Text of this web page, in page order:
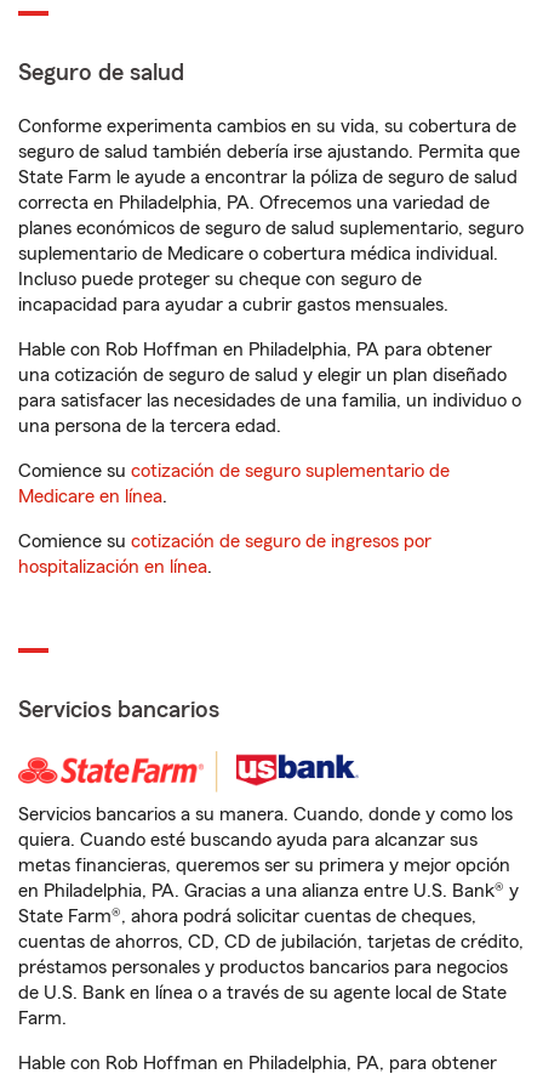
Seguro de salud
Conforme experimenta cambios en su vida, su cobertura de
seguro de salud también debería irse ajustando. Permita que
State Farm le ayude a encontrar la póliza de seguro de salud
correcta en Philadelphia, PA. Ofrecemos una variedad de
planes económicos de seguro de salud suplementario, seguro
suplementario de Medicare o cobertura médica individual.
Incluso puede proteger su cheque con seguro de
incapacidad para ayudar a cubrir gastos mensuales.
Hable con Rob Hoffman en Philadelphia, PA para obtener
una cotización de seguro de salud y elegir un plan diseñado
para satisfacer las necesidades de una familia, un individuo o
una persona de la tercera edad.
Comience su cotización de seguro suplementario de
Medicare en línea.
Comience su cotización de seguro de ingresos por
hospitalización en línea.
Servicios bancarios
Servicios bancarios a su manera. Cuando, donde y como los
quiera. Cuando esté buscando ayuda para alcanzar sus
metas financieras, queremos ser su primera y mejor opción
en Philadelphia, PA. Gracias a una alianza entre U.S. Bank® y
State Farm®, ahora podrá solicitar cuentas de cheques,
cuentas de ahorros, CD, CD de jubilación, tarjetas de crédito,
préstamos personales y productos bancarios para negocios
de U.S. Bank en línea o a través de su agente local de State
Farm.
Hable con Rob Hoffman en Philadelphia, PA, para obtener